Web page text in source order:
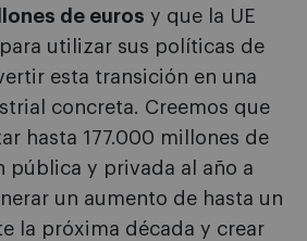
de euros y que la UE
utilizar sus políticas de
esta transición en una
concreta. Creemos que
hasta 177.000 millones de
pública y privada al año a
un aumento de hasta un
la próxima década y crear